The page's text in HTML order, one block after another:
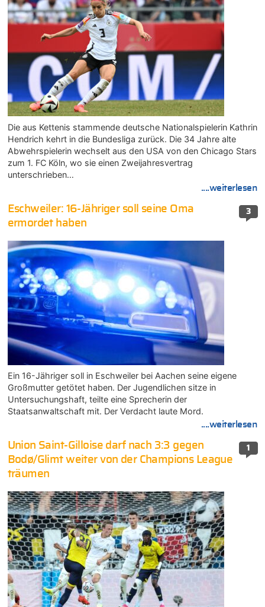
Die aus Kettenis stammende deutsche Nationalspielerin Kathrin
Hendrich kehrt in die Bundesliga zurück. Die 34 Jahre alte
Abwehrspielerin wechselt aus den USA von den Chicago Stars
zum 1. FC Köln, wo sie einen Zweijahresvertrag
unterschrieben…
....weiterlesen
3
Eschweiler: 16-Jähriger soll seine Oma
ermordet haben
Ein 16-Jähriger soll in Eschweiler bei Aachen seine eigene
Großmutter getötet haben. Der Jugendlichen sitze in
Untersuchungshaft, teilte eine Sprecherin der
Staatsanwaltschaft mit. Der Verdacht laute Mord.
....weiterlesen
1
Union Saint-Gilloise darf nach 3:3 gegen
Bodø/Glimt weiter von der Champions League
träumen